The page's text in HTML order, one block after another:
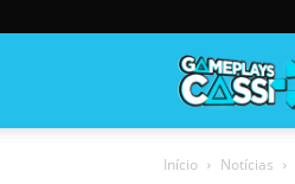
Início Notícias